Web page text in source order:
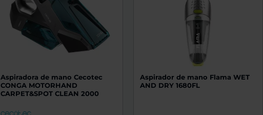
Aspiradora de mano Cecotec
CONGA MOTORHAND
CARPET&SPOT CLEAN 2000
Aspirador de mano Flama WET
AND DRY 1680FL